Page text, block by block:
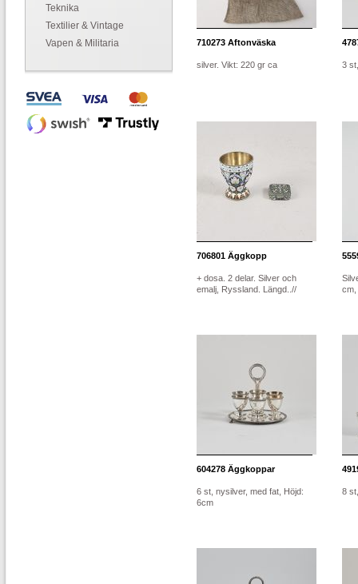
Teknika
Textilier & Vintage
Vapen & Militaria
710273 Aftonväska
silver. Vikt: 220 gr ca 3
706801 Äggkopp
+ dosa. 2 delar. Silver och
emalj, Ryssland. Längd..//
cm,
604278 Äggkoppar
6 st, nysilver, med fat, Höjd:
6cm
8